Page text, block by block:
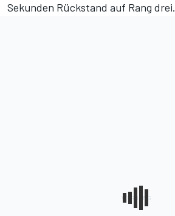
Sekunden Rückstand auf Rang drei.